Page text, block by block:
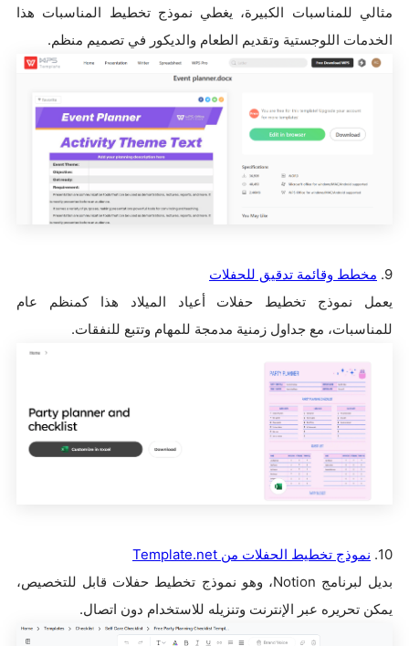
مثالي للمناسبات الكبيرة، يغطي نموذج تخطيط المناسبات هذا
الخدمات اللوجستية وتقديم الطعام والديكور في تصميم منظم.
9. مخطط وقائمة تدقيق للحفلات
يعمل نموذج تخطيط حفلات أعياد الميلاد هذا كمنظم عام
للمناسبات، مع جداول زمنية مدمجة للمهام وتتبع للنفقات.
10. نموذج تخطيط الحفلات من Template.net
بديل لبرنامج Notion، وهو نموذج تخطيط حفلات قابل للتخصيص،
يمكن تحريره عبر الإنترنت وتنزيله للاستخدام دون اتصال.